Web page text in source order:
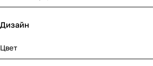
Дизайн
Цвет